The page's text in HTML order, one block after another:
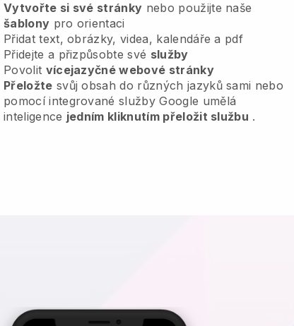
Vytvořte si své stránky nebo použijte naše
šablony pro orientaci
Přidat text, obrázky, videa, kalendáře a pdf
Přidejte a přizpůsobte své služby
Povolit vícejazyčné webové stránky
Přeložte svůj obsah do různých jazyků sami nebo
pomocí integrované služby Google umělá
inteligence jedním kliknutím přeložit službu .